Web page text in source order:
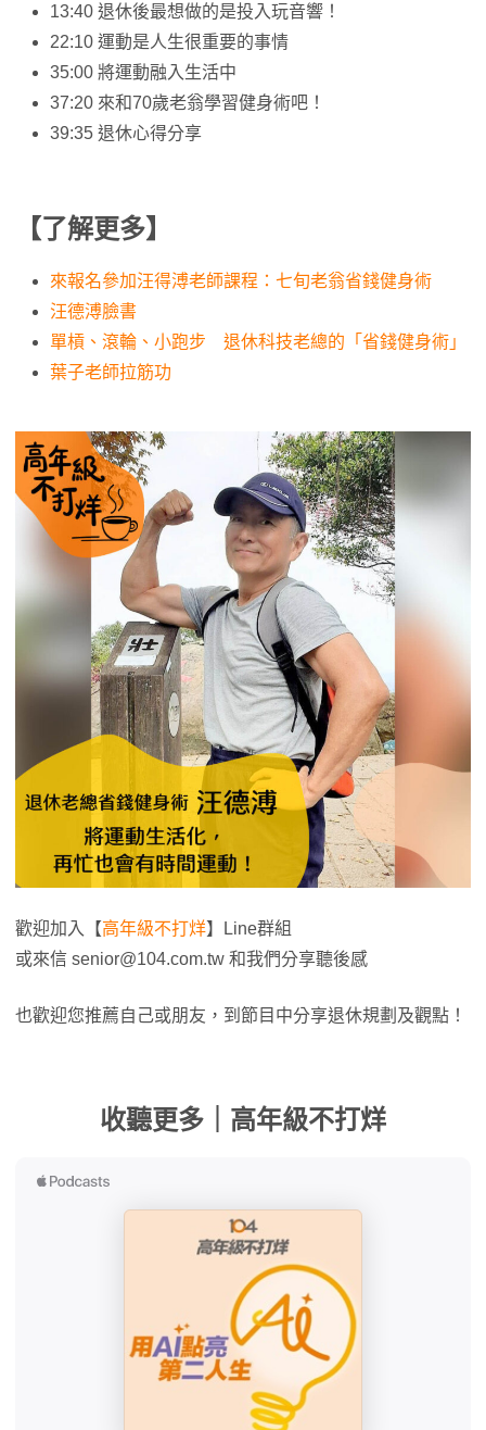
13:40 退休後最想做的是投入玩音響！
22:10 運動是人生很重要的事情
35:00 將運動融入生活中
37:20 來和70歲老翁學習健身術吧！
39:35 退休心得分享
【了解更多】
來報名參加汪得溥老師課程：七旬老翁省錢健身術
汪德溥臉書
單槓、滾輪、小跑步 退休科技老總的「省錢健身術」
葉子老師拉筋功
歡迎加入【高年級不打烊】Line群組
或來信 senior@104.com.tw 和我們分享聽後感
也歡迎您推薦自己或朋友，到節目中分享退休規劃及觀點！
收聽更多｜高年級不打烊